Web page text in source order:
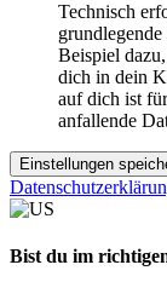
Technisch
Beispiel
dich in dein
auf dich ist
anfallende
Einstellungen
Bist du im